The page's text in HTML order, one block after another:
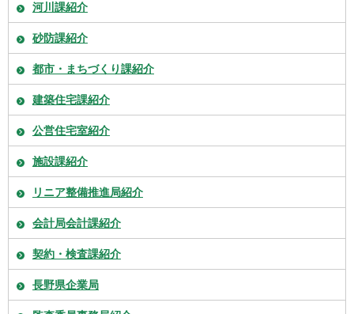
河川課紹介
砂防課紹介
都市・まちづくり課紹介
建築住宅課紹介
公営住宅室紹介
施設課紹介
リニア整備推進局紹介
会計局会計課紹介
契約・検査課紹介
長野県企業局